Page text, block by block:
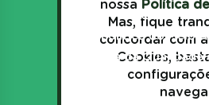
Política de
Política do Meio
Política da Qualidade
nossa Política
Mas, fique
concordar com
Cookies,